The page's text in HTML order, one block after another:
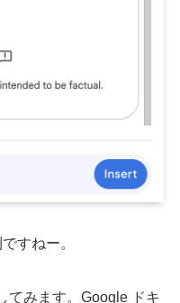
すねー。
てみます。Google ドキ